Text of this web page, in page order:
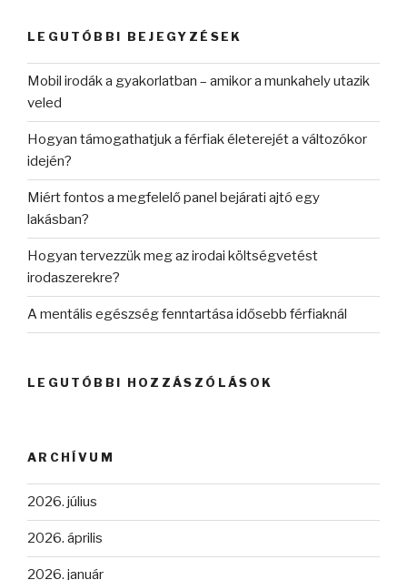
LEGUTÓBBI BEJEGYZÉSEK
Mobil irodák a gyakorlatban – amikor a munkahely utazik
veled
Hogyan támogathatjuk a férfiak életerejét a változókor
idején?
Miért fontos a megfelelő panel bejárati ajtó egy
lakásban?
Hogyan tervezzük meg az irodai költségvetést
irodaszerekre?
A mentális egészség fenntartása idősebb férfiaknál
LEGUTÓBBI HOZZÁSZÓLÁSOK
ARCHÍVUM
2026. július
2026. április
2026. január